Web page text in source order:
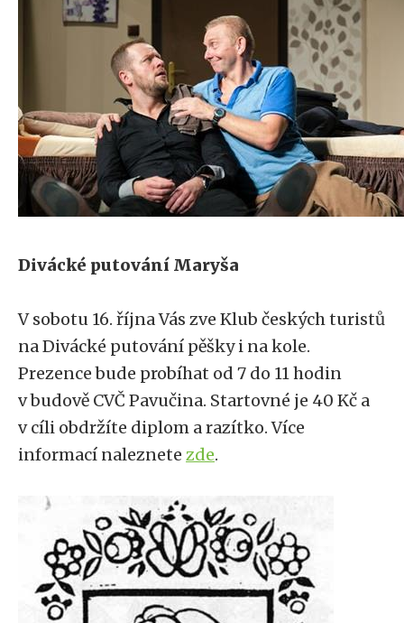
Divácké putování Maryša
V sobotu 16. října Vás zve Klub českých turistů
na Divácké putování pěšky i na kole.
Prezence bude probíhat od 7 do 11 hodin
v budově CVČ Pavučina. Startovné je 40 Kč a
v cíli obdržíte diplom a razítko. Více
informací naleznete zde.